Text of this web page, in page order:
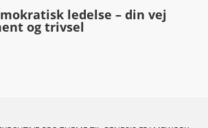
ledelse – din vej
og trivsel